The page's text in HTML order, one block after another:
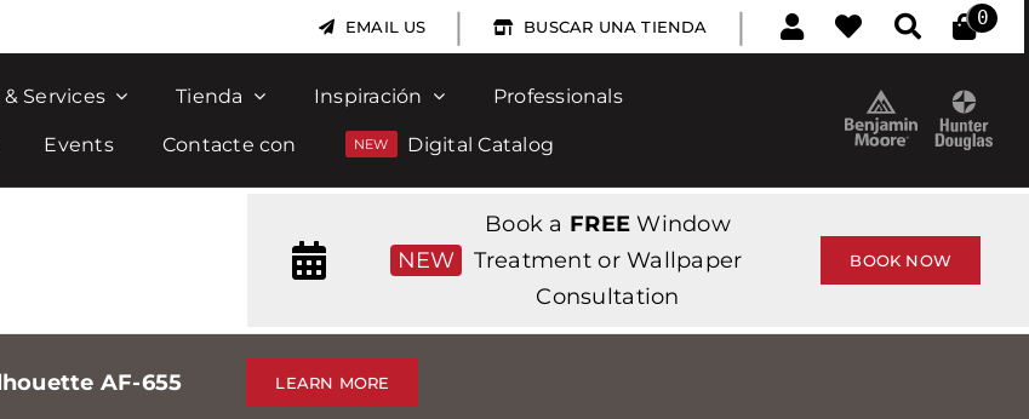
EMAIL US | BUSCAR UNA TIENDA | 0
Services Tienda Inspiración Professionals
Events Contacte con Digital Catalog
NEW
Book a FREE Window
Treatment or Wallpaper
Consultation
BOOK NOW
AF-655 LEARN MORE